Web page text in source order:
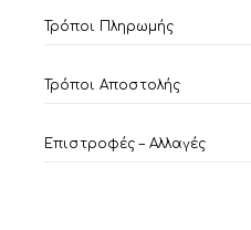
Τρόποι Πληρωμής
Τρόποι Αποστολής
Επιστροφές – Αλλαγές